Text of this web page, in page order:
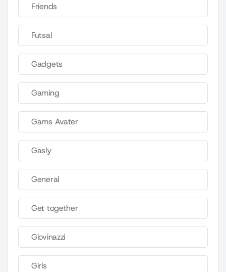
Friends
Futsal
Gadgets
Gaming
Gams Avater
Gasly
General
Get together
Giovinazzi
Girls